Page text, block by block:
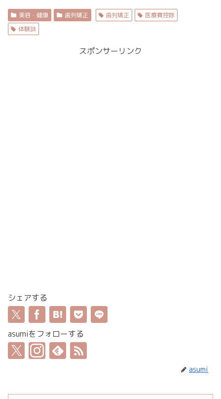
美容・健康 歯列矯正 歯列矯正
医療費控除
体験談
スポンサーリンク
シェアする
asumiをフォローする
asumi